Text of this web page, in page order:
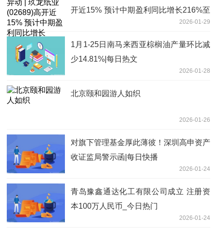
开近15% 预计中期盈利同比增长216%至
2026-01-29
1月1-25日南马来西亚棕榈油产量环比减
少14.81%|每日热文
2026-01-28
北京颐和园游人如织
2026-01-26
对旗下管理基金厚此薄彼！深圳高申资产
收证监局警示函|每日快播
2026-01-24
青岛豫鑫通达化工有限公司成立 注册资
本100万人民币_今日热门
2026-01-24